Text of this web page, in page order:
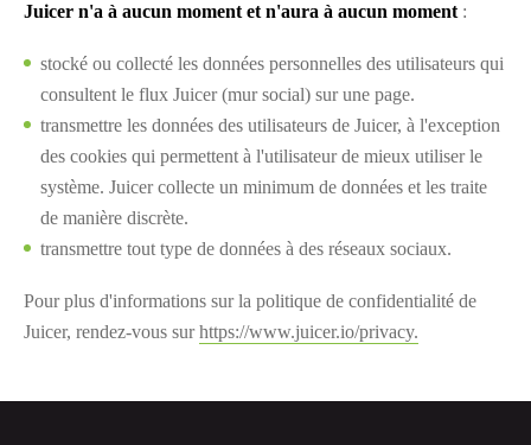
Juicer n'a à aucun moment et n'aura à aucun moment :
stocké ou collecté les données personnelles des utilisateurs qui
consultent le flux Juicer (mur social) sur une page.
transmettre les données des utilisateurs de Juicer, à l'exception
des cookies qui permettent à l'utilisateur de mieux utiliser le
système. Juicer collecte un minimum de données et les traite
de manière discrète.
transmettre tout type de données à des réseaux sociaux.
Pour plus d'informations sur la politique de confidentialité de
Juicer, rendez-vous surhttps://www.juicer.io/privacy.